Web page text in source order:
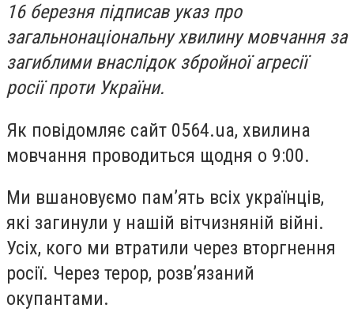
16 березня підписав указ про
загальнонаціональну хвилину мовчання за
загиблими внаслідок збройної агресії
росії проти України.
Як повідомляє сайт 0564.ua, хвилина
мовчання проводиться щодня о 9:00.
Ми вшановуємо памʼять всіх українців,
які загинули у нашій вітчизняній війні.
Усіх, кого ми втратили через вторгнення
росії. Через терор, розвʼязаний
окупантами.